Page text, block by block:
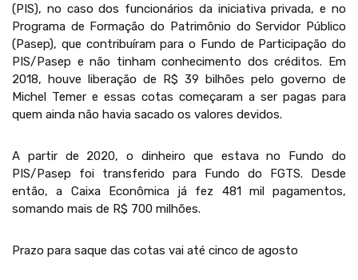
(PIS), no caso dos funcionários da iniciativa privada, e no
Programa de Formação do Patrimônio do Servidor Público
(Pasep), que contribuíram para o Fundo de Participação do
PIS/Pasep e não tinham conhecimento dos créditos. Em
2018, houve liberação de R$ 39 bilhões pelo governo de
Michel Temer e essas cotas começaram a ser pagas para
quem ainda não havia sacado os valores devidos.
A partir de 2020, o dinheiro que estava no Fundo do
PIS/Pasep foi transferido para Fundo do FGTS. Desde
então, a Caixa Econômica já fez 481 mil pagamentos,
somando mais de R$ 700 milhões.
Prazo para saque das cotas vai até cinco de agosto